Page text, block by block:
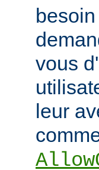
vous
leur